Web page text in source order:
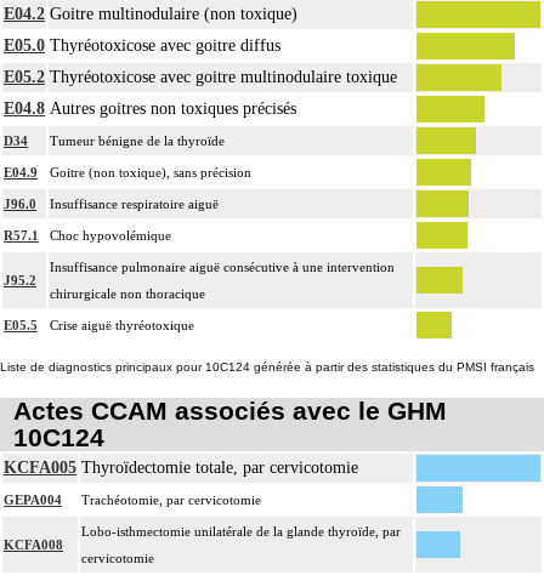
E04.2 Goitre multinodulaire (non toxique)
E05.0 Thyréotoxicose avec goitre diffus
E05.2 Thyréotoxicose avec goitre multinodulaire toxique
E04.8 Autres goitres non toxiques précisés
D34 Tumeur bénigne de la thyroïde
E04.9 Goitre (non toxique), sans précision
J96.0 Insuffisance respiratoire aiguë
R57.1 Choc hypovolémique
J95.2
Insuffisance pulmonaire aiguë consécutive à une intervention
chirurgicale non thoracique
E05.5 Crise aiguë thyréotoxique
Liste de diagnostics principaux pour 10C124 générée à partir des statistiques du PMSI français
Actes CCAM associés avec le GHM
10C124
KCFA005 Thyroïdectomie totale, par cervicotomie
GEPA004 Trachéotomie, par cervicotomie
KCFA008
Lobo-isthmectomie unilatérale de la glande thyroïde, par
cervicotomie